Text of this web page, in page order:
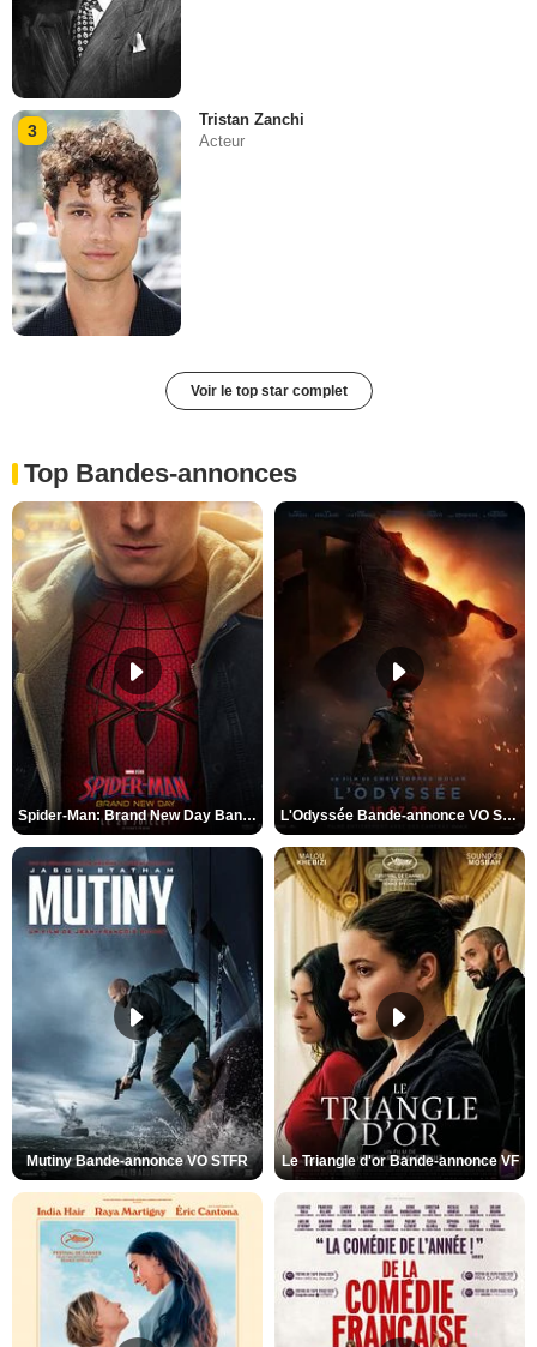
3
Tristan Zanchi
Acteur
Voir le top star complet
Top Bandes-annonces
Spider-Man: Brand New Day Bande-annonce VO STFR L'Odyssée Bande-annonce VO STFR
Mutiny Bande-annonce VO STFR Le Triangle d'or Bande-annonce VF